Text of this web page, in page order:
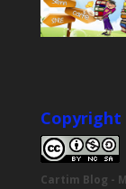
Copyright
Cartim Blog -